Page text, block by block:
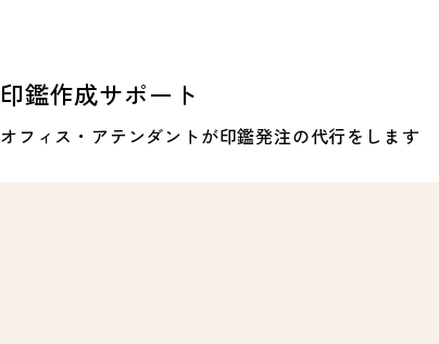
印鑑作成サポート
オフィス・アテンダントが印鑑発注の代行をします